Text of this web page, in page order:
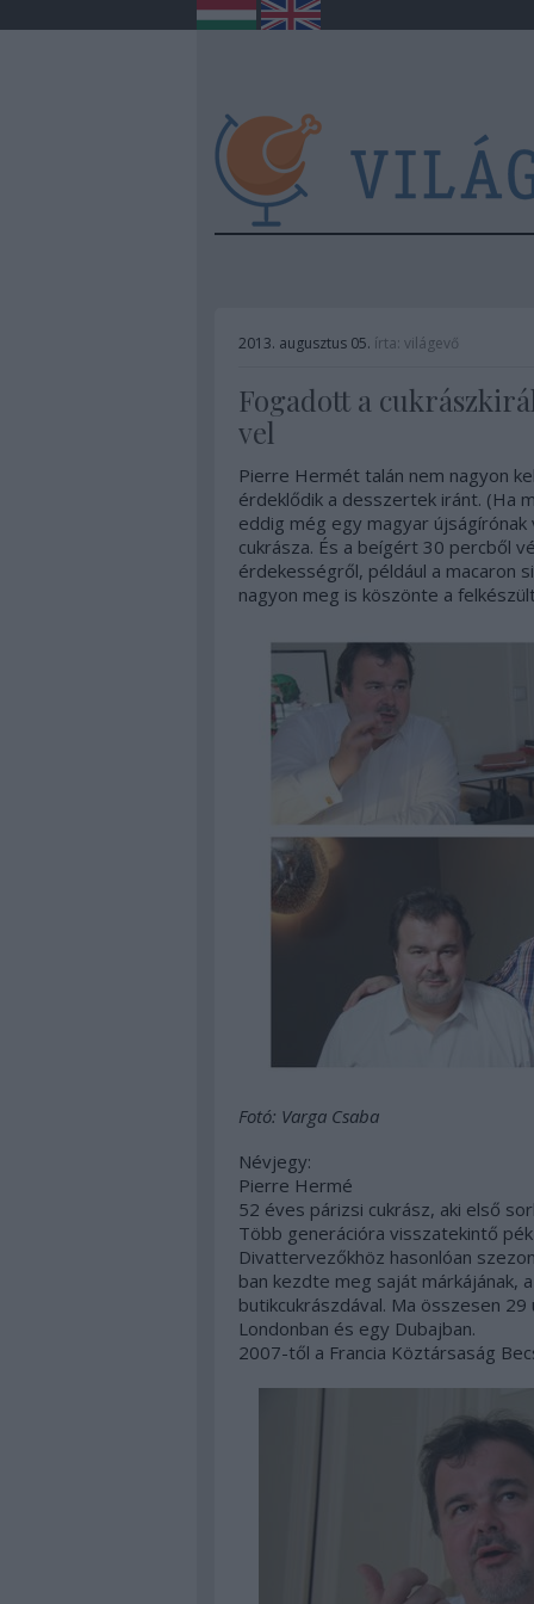
2013. augusztus 05. írta: világevő
Fogadott a
vel
Pierre Hermét talán nem nagyon
érdeklődik a desszertek iránt. (Ha
eddig még egy magyar
cukrásza. És a beígért 30 percből
érdekességről, például a macaron
nagyon meg is köszönte a
Fotó: Varga Csaba
Névjegy:
Pierre Hermé
52 éves párizsi cukrász, aki első
Több generációra visszatekintő
Divattervezőkhöz hasonlóan
ban kezdte meg saját márkájának,
butikcukrászdával. Ma összesen
Londonban és egy Dubajban.
2007-től a Francia Köztársaság